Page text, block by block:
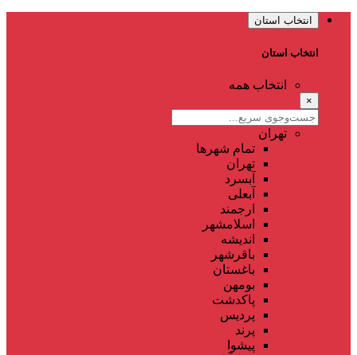
انتخاب استان
انتخاب استان
انتخاب همه
×
تهران
تمام شهر‌ها
تهران
آبسرد
آبعلی
ارجمند
اسلامشهر
اندیشه
باقرشهر
باغستان
بومهن
پاکدشت
پردیس
پرند
پیشوا